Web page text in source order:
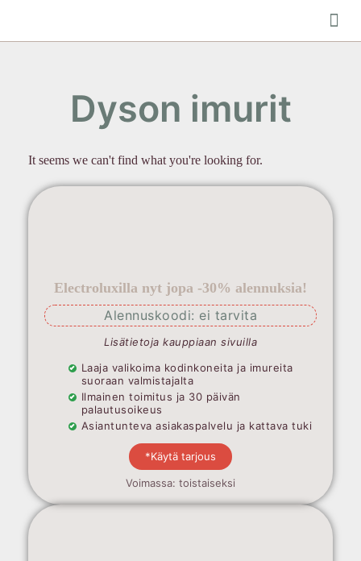
Dyson imurit
It seems we can't find what you're looking for.
Electroluxilla nyt jopa -30% alennuksia!
Alennuskoodi: ei tarvita
Lisätietoja kauppiaan sivuilla
Laaja valikoima kodinkoneita ja imureita
suoraan valmistajalta
Ilmainen toimitus ja 30 päivän
palautusoikeus
Asiantunteva asiakaspalvelu ja kattava tuki
*Käytä tarjous
Voimassa: toistaiseksi